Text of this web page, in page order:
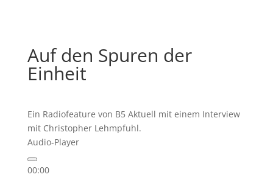
Auf den Spuren der
Einheit
Ein Radiofeature von B5 Aktuell mit einem Interview
mit Christopher Lehmpfuhl.
Audio-Player
00:00